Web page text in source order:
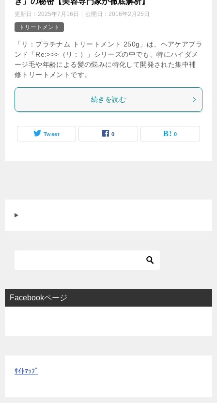
更新日： 2025年7月16日 公開日： 2016年2月25日
トリートメント
「リ：プラチナム トリートメント 250g」は、ヘアケアブラ
ンド「Re:>>>（リ：）」シリーズの中でも、特にハイダメ
ージ毛や年齢による髪の悩みに特化して開発された集中補
修トリートメントです。
続きを読む
Tweet 0 0
Facebookページ
ｻｲﾄﾏｯﾌﾟ